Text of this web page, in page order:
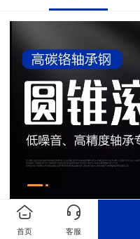
首页 客服